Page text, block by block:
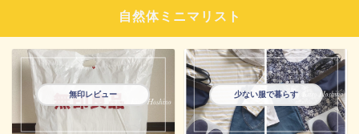
自然体ミニマリスト
無印レビュー 少ない服で暮らす